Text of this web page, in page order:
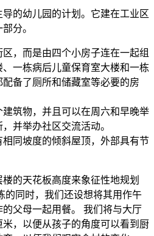
的幼儿园的计划。它建在工业区
分。
，而是由四个小房子连在一起组
一栋病后儿童保育室大楼和一栋
备了厕所和储藏室等必要的房
筑物，并且可以在周六和早晚举
并举办社区交流活动。
同坡度的倾斜屋顶，外部具有节
的天花板高度来象征性地规划
的同时，我们还设想将其用作午
父母一起用餐。 我们将与大厅
，以便从孩子的角度可以看到厨